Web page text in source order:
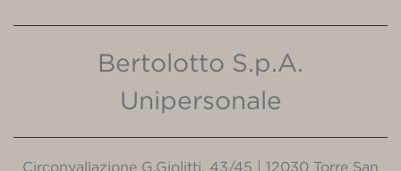
Bertolotto S.p.A.
Unipersonale
Circonvallazione G.Giolitti, 43/45 | 12030 Torre San